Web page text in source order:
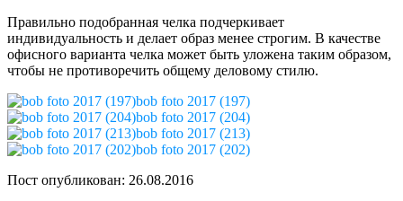
Правильно подобранная челка подчеркивает
индивидуальность и делает образ менее строгим. В качестве
офисного варианта челка может быть уложена таким образом,
чтобы не противоречить общему деловому стилю.
bob foto 2017 (197)
bob foto 2017 (204)
bob foto 2017 (213)
bob foto 2017 (202)
Пост опубликован: 26.08.2016